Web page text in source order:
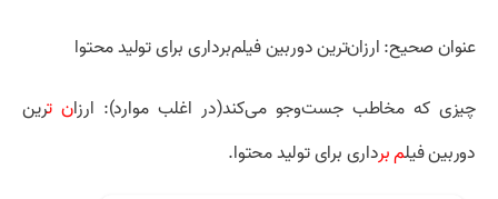
عنوان صحیح: ارزان‌ترین دوربین فیلم‌برداری برای تولید محتوا
چیزی که مخاطب جست‌و‌جو می‌کند(در اغلب موارد): ارزان ترین
دوربین فیلم برداریبرای تولید محتوا.